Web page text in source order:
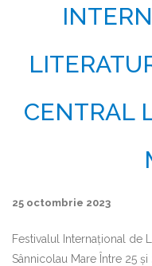
CENTRAL
25 octombrie 2023
Festivalul Internațional de
Sânnicolau Mare Între 25